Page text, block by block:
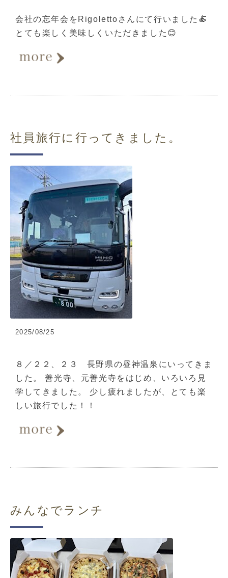
会社の忘年会をRigolettoさんにて行いました🍝
とても楽しく美味しくいただきました😊
社員旅行に行ってきました。
2025/08/25
８／２２、２３ 長野県の昼神温泉にいってきま
した。 善光寺、元善光寺をはじめ、いろいろ見
学してきました。 少し疲れましたが、とても楽
しい旅行でした！！
みんなでランチ